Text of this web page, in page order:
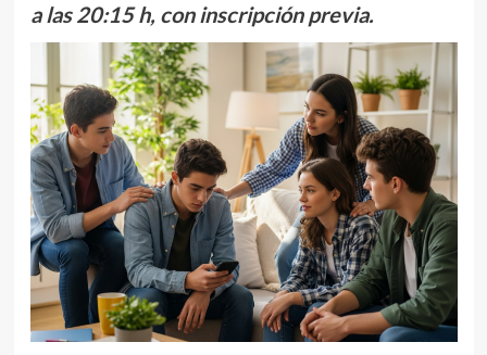
a las 20:15 h, con inscripción previa.